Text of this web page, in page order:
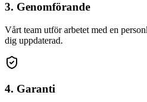
3. Genomförande
Vårt team utför arbetet med en
dig uppdaterad.
4. Garanti